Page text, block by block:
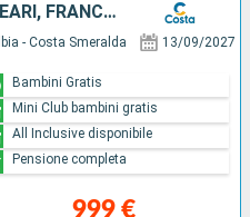
ITALIA, SPAGNA, ISOLE BALEARI, FRANCIA
- Costa Smeralda 13/09/2027
999 €
Bambini Gratis
Mini Club bambini gratis
All Inclusive disponibile
Pensione completa